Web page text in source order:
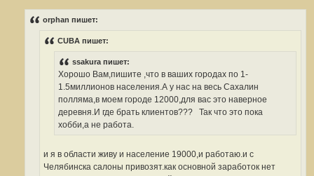
orphan пишет:
CUBA пишет:
ssakura пишет:
Хорошо Вам,пишите ,что в ваших городах по 1-
1.5миллионов населения.А у нас на весь Сахалин
полляма,в моем городе 12000,для вас это наверное
деревня.И где брать клиентов???
Так что это пока
хобби,а не работа.
и я в области живу и население 19000,и работаю.и с
Челябинска салоны привозят.как основной заработок нет